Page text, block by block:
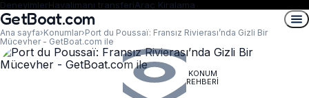
DeneyimlerHavalimanı transferiAraç Kiralama
GetBoat.com
Ana sayfa›Konumlar›Port du Poussaï: Fransız Rivierası’nda Gizli Bir
Mücevher - GetBoat.com ile
KONUM
REHBERI